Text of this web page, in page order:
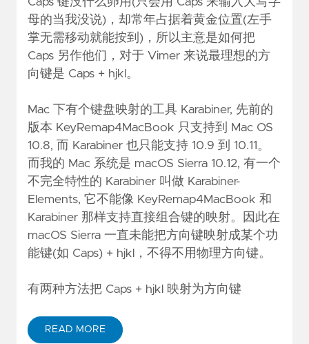
母的当我没说)，却常年占据着黄金位置(左手
掌无需移动就能按到)，所以主意是如何把
Caps 另作他们，对于 Vimer 来说最理想的方
向键是 Caps + hjkl。
Mac 下有个键盘映射的工具 Karabiner, 先前的
版本 KeyRemap4MacBook 只支持到 Mac OS
10.8, 而 Karabiner 也只能支持 10.9 到 10.11。
而我的 Mac 系统是 macOS Sierra 10.12, 有一个
不完全特性的 Karabiner 叫做 Karabiner-
Elements, 它不能像 KeyRemap4MacBook 和
Karabiner 那样支持直接组合键的映射。因此在
macOS Sierra 一直未能把方向键映射成某个功
能键(如 Caps) + hjkl，不得不用物理方向键。
有两种方法把 Caps + hjkl 映射为方向键
READ MORE